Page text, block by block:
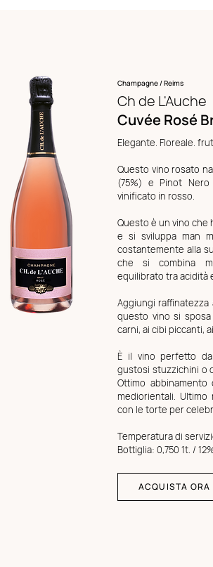
Champagne / Reims
Ch de L'Auche
Cuvée Rosé
Elegante. Floreale.
Questo vino rosato
(75%) e Pinot
vinificato in rosso.
Questo è un vino che
e si sviluppa man
costantemente alla
che si combina
equilibrato tra acidità
Aggiungi
questo vino si
carni, ai cibi piccanti,
È il vino perfetto
gustosi stuzzichini o
Ottimo
mediorientali.
con le torte per
Temperatura di
Bottiglia: 0,750 1t. /
ACQUISTA ORA